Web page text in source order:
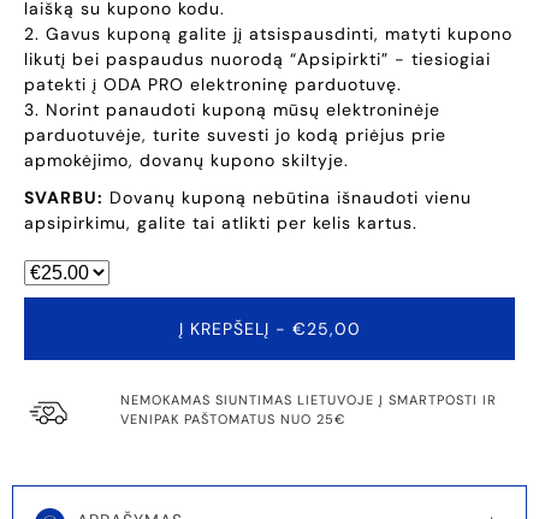
laišką su kupono kodu.
2. Gavus kuponą galite jį atsispausdinti, matyti kupono
likutį bei paspaudus nuorodą “Apsipirkti” - tiesiogiai
patekti į ODA PRO elektroninę parduotuvę.
3. Norint panaudoti kuponą mūsų elektroninėje
parduotuvėje, turite suvesti jo kodą priėjus prie
apmokėjimo, dovanų kupono skiltyje.
SVARBU: Dovanų kuponą nebūtina išnaudoti vienu
apsipirkimu, galite tai atlikti per kelis kartus.
Į KREPŠELĮ - €25,00
NEMOKAMAS SIUNTIMAS LIETUVOJE Į SMARTPOSTI IR
VENIPAK PAŠTOMATUS NUO 25€